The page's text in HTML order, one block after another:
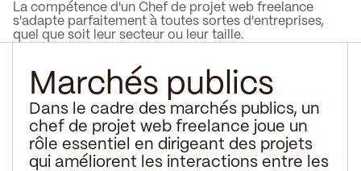
La compétence d'un Chef de projet web freelance
s'adapte parfaitement à toutes sortes d'entreprises,
quel que soit leur secteur ou leur taille.
Marchés publics
Dans le cadre des marchés publics, un
chef de projet web freelance joue un
rôle essentiel en dirigeant des projets
qui améliorent les interactions entre les